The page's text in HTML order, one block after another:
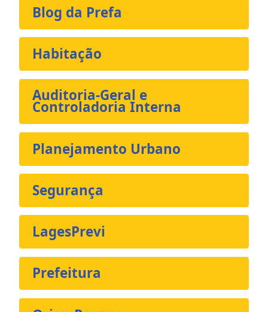
Blog da Prefa
Habitação
Auditoria-Geral e
Controladoria Interna
Planejamento Urbano
Segurança
LagesPrevi
Prefeitura